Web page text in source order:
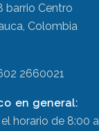
barrio Centro
Colombia
2660021
en general:
el horario de 8:00